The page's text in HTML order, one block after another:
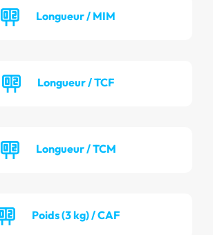
Longueur / MIM
Longueur / TCF
Longueur / TCM
Poids (3 kg) / CAF